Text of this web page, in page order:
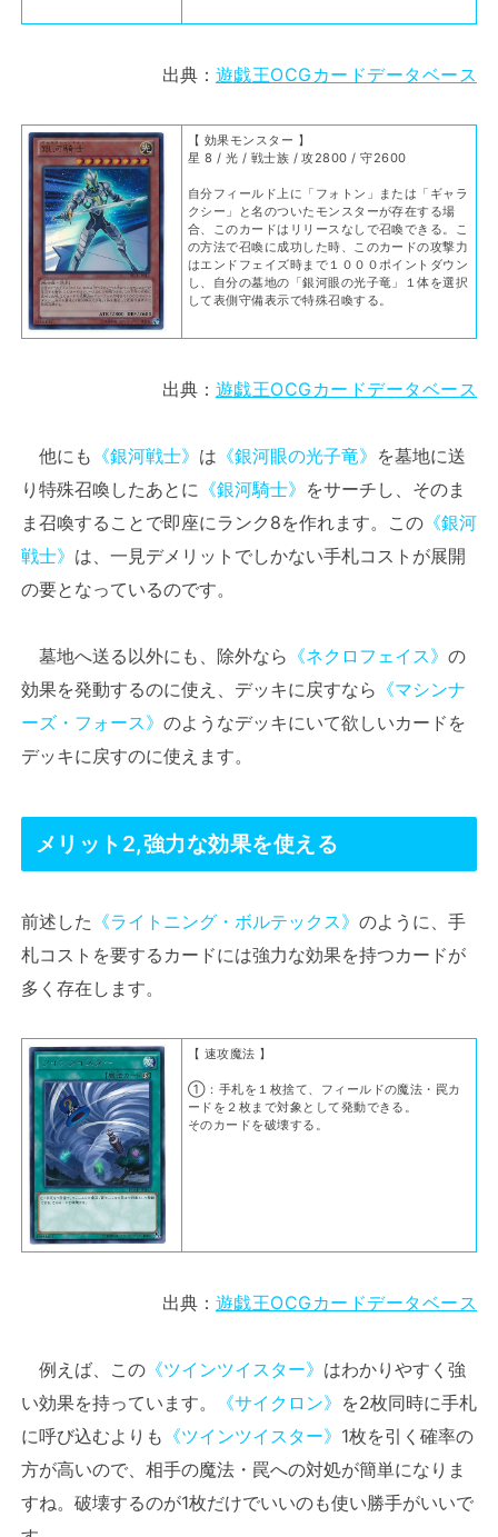
出典： 遊戯王OCGカードデータベース
【 効果モンスター 】
星 8 / 光 / 戦士族 / 攻2800 / 守2600
自分フィールド上に「フォトン」または「ギャラ
クシー」と名のついたモンスターが存在する場
合、このカードはリリースなしで召喚できる。こ
の方法で召喚に成功した時、このカードの攻撃力
はエンドフェイズ時まで１０００ポイントダウン
し、自分の墓地の「銀河眼の光子竜」１体を選択
して表側守備表示で特殊召喚する。
出典： 遊戯王OCGカードデータベース
他にも 《銀河戦士》 は 《銀河眼の光子竜》 を墓地に送
り特殊召喚したあとに 《銀河騎士》 をサーチし、そのま
ま召喚することで即座にランク8を作れます。この 《銀河
戦士》 は、一見デメリットでしかない手札コストが展開
の要となっているのです。
墓地へ送る以外にも、除外なら 《ネクロフェイス》 の
効果を発動するのに使え、デッキに戻すなら 《マシンナ
ーズ・フォース》 のようなデッキにいて欲しいカードを
デッキに戻すのに使えます。
メリット2,強力な効果を使える
前述した 《ライトニング・ボルテックス》 のように、手
札コストを要するカードには強力な効果を持つカードが
多く存在します。
【 速攻魔法 】
①：手札を１枚捨て、フィールドの魔法・罠カ
ードを２枚まで対象として発動できる。
そのカードを破壊する。
出典： 遊戯王OCGカードデータベース
例えば、この 《ツインツイスター》 はわかりやすく強
い効果を持っています。
《サイクロン》 を2枚同時に手札
に呼び込むよりも 《ツインツイスター》 1枚を引く確率の
方が高いので、相手の魔法・罠への対処が簡単になりま
すね。破壊するのが1枚だけでいいのも使い勝手がいいで